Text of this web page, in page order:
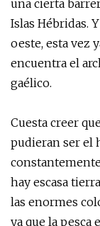
una cierta
Islas Hébridas.
oeste, esta vez
encuentra el
gaélico.
Cuesta creer
pudieran ser el
hay escasa
las enormes
ya que la